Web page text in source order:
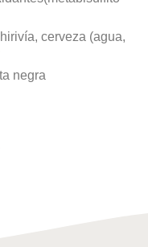
cerveza (agua,
negra